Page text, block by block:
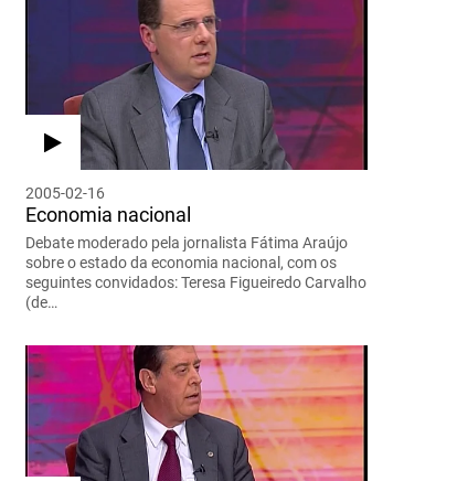
2005-02-16
Economia nacional
Debate moderado pela jornalista Fátima Araújo
sobre o estado da economia nacional, com os
seguintes convidados: Teresa Figueiredo Carvalho
(de…